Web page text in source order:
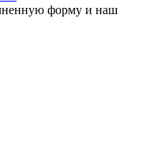
форму и наш